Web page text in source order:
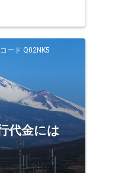
ード Q02NK5
代金には